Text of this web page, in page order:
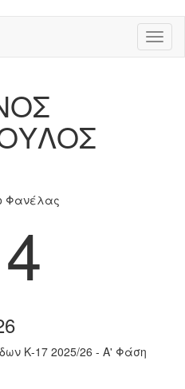
Φανέλας
Κ-17 2025/26 - Α' Φάση